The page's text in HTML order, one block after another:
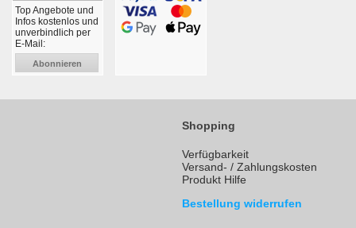
Top Angebote und
Infos kostenlos und
unverbindlich per
E-Mail:
Abonnieren
Shopping
Verfügbarkeit
Versand- / Zahlungskosten
Produkt Hilfe
Bestellung widerrufen